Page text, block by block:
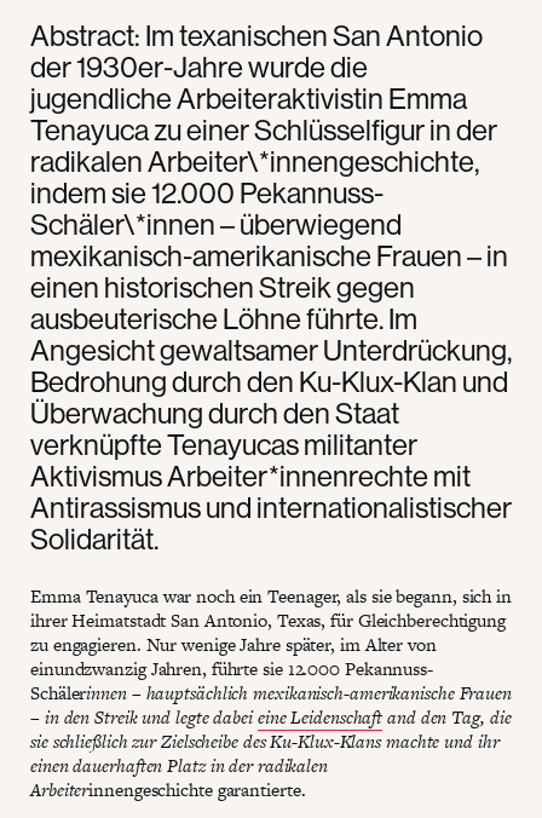
Abstract: Im texanischen San Antonio
der 1930er-Jahre wurde die
jugendliche Arbeiteraktivistin Emma
Tenayuca zu einer Schlüsselfigur in der
radikalen Arbeiter\*innengeschichte,
indem sie 12.000 Pekannuss-
Schäler\*innen – überwiegend
mexikanisch-amerikanische Frauen – in
einen historischen Streik gegen
ausbeuterische Löhne führte. Im
Angesicht gewaltsamer Unterdrückung,
Bedrohung durch den Ku-Klux-Klan und
Überwachung durch den Staat
verknüpfte Tenayucas militanter
Aktivismus Arbeiter*innenrechte mit
Antirassismus und internationalistischer
Solidarität.
Emma Tenayuca war noch ein Teenager, als sie begann, sich in
ihrer Heimatstadt San Antonio, Texas, für Gleichberechtigung
zu engagieren. Nur wenige Jahre später, im Alter von
einundzwanzig Jahren, führte sie 12.000 Pekannuss-
Schälerinnen – hauptsächlich mexikanisch-amerikanische Frauen
– in den Streik und legte dabeieine Leidenschaftand den Tag, die
sie schließlich zur Zielscheibe des Ku-Klux-Klans machte und ihr
einen dauerhaften Platz in der radikalen
Arbeiterinnengeschichte garantierte.